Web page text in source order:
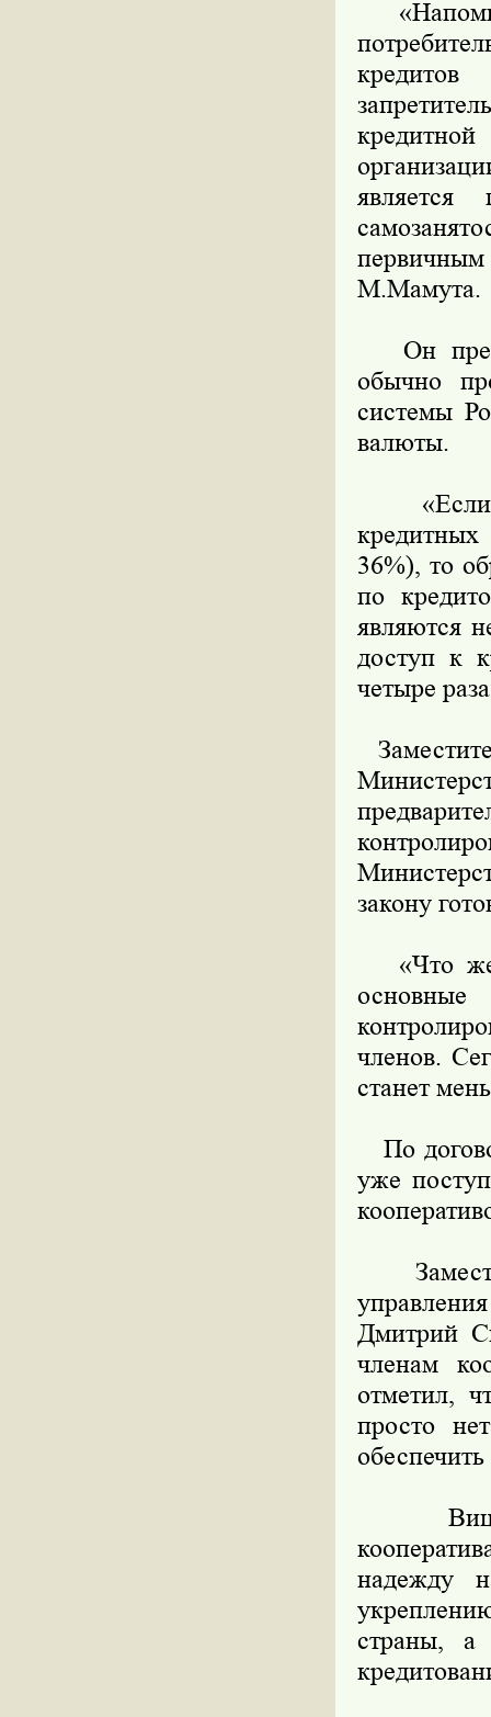
М.Мамута.
Он
обычно
системы
валюты.
«Если
36%), то
по
являются
доступ к
четыре
закону
«Что же
членов.
станет
По
уже
Дмитрий
членам
отметил,
просто
Вице-
надежду
страны, а